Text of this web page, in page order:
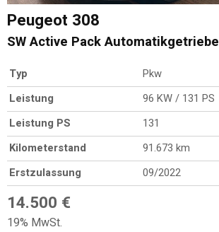
Peugeot 308
SW Active Pack Automatikgetriebe
Typ
Pkw
Leistung
96 KW / 131 PS
Leistung PS
131
Kilometerstand
91.673 km
Erstzulassung
09/2022
14.500 €
19% MwSt.